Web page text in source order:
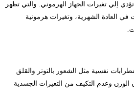
إلي تغيرات الجهاز الهرموني. والتي تظهر
في العادة الشهرية، وتغيرات هرمونية
نفسية مثل الشعور بالتوتر والقلق
الوزن وعدم التكيف من التغيرات الجسدية